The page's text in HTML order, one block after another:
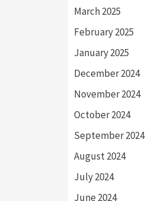
March 2025
February 2025
January 2025
December 2024
November 2024
October 2024
September 2024
August 2024
July 2024
June 2024